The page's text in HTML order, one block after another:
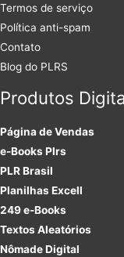
Termos de serviço
Política anti-spam
Contato
Blog do PLRS
Produtos
Página de Vendas
e-Books Plrs
PLR Brasil
Planilhas Excell
249 e-Books
Textos Aleatórios
Nômade Digital